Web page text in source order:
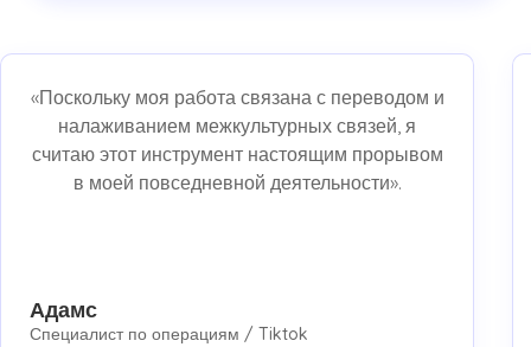
«Поскольку моя работа связана с переводом и
налаживанием межкультурных связей, я
считаю этот инструмент настоящим прорывом
в моей повседневной деятельности».
Адамс
Специалист по операциям / Tiktok